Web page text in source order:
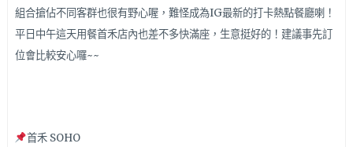
組合搶佔不同客群也很有野心喔，難怪成為IG最新的打卡熱點餐廳喇！
平日中午這天用餐首禾店內也差不多快滿座，生意挺好的！建議事先訂
位會比較安心囉~~
首禾 SOHO